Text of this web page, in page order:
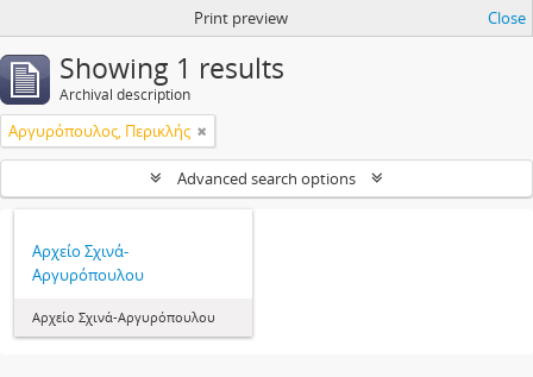
Print preview Close
Showing 1 results
Archival description
Αργυρόπουλος, Περικλής
Advanced search options
Αρχείο Σχινά-
Αργυρόπουλου
Αρχείο Σχινά-Αργυρόπουλου